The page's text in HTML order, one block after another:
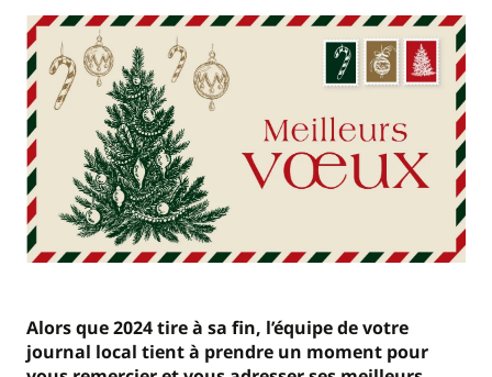
Alors que 2024 tire à sa fin, l’équipe de votre
journal local tient à prendre un moment pour